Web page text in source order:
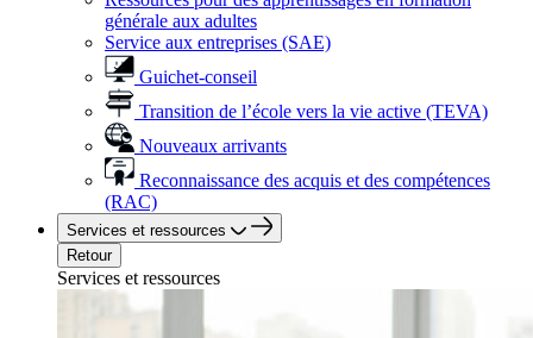
générale aux adultes
Service aux entreprises (SAE)
Guichet-conseil
Transition de l’école vers la vie active (TEVA)
Nouveaux arrivants
Reconnaissance des acquis et des compétences
(RAC)
Services et ressources
Retour
Services et ressources